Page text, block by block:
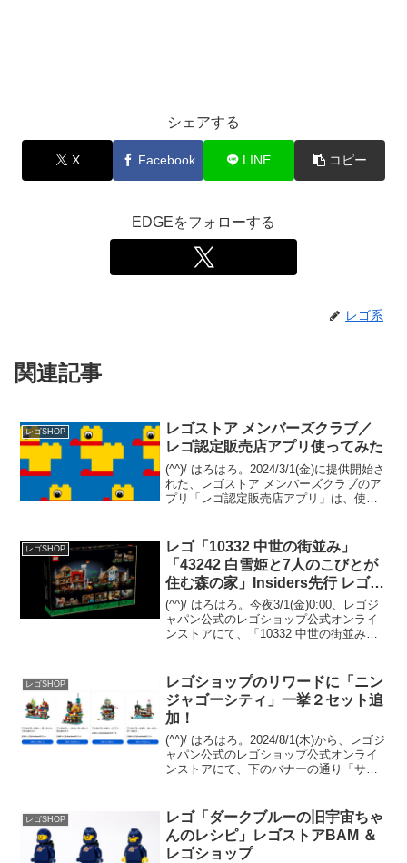
シェアする
X Facebook LINE コピー
EDGEをフォローする
レゴ系
関連記事
レゴSHOP
レゴストア メンバーズクラブ／
レゴ認定販売店アプリ使ってみた
(^^)/ はろはろ。2024/3/1(金)に提供開始さ
れた、レゴストア メンバーズクラブのア
プリ「レゴ認定販売店アプリ」は、使っ
ですが、リリースされたばかりで、アプ
リ...
レゴSHOP
レゴ「10332 中世の街並み」
「43242 白雪姫と7人のこびとが
住む森の家」Insiders先行 レゴシ
ョップ
(^^)/ はろはろ。今夜3/1(金)0:00、レゴジ
ャパン公式のレゴショップ公式オンライ
ンストアにて、「10332 中世の街並み」
どうぶつの森が発売...
レゴSHOP
レゴショップのリワードに「ニン
ジャゴーシティ」一挙２セット追
加！
(^^)/ はろはろ。2024/8/1(木)から、レゴジ
ャパン公式のレゴショップ公式オンライ
ンストアにて、下のバナーの通り「サマ
ワードセンター）」に、「407...
レゴSHOP
レゴ「ダークブルーの旧宇宙ちゃ
んのレシピ」レゴストアBAM ＆
レゴショップ